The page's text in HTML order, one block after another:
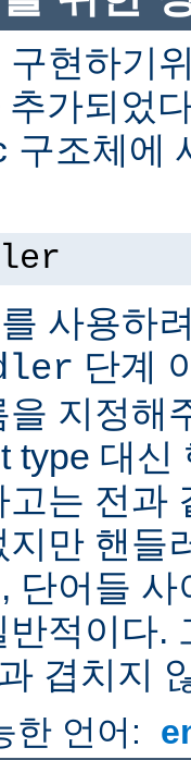
현하기
추가되었
구조체에
사용하
단계
지정해
type 대신
는 전과
만 핸들
단어들
적이다.
겹치지
한 언어: